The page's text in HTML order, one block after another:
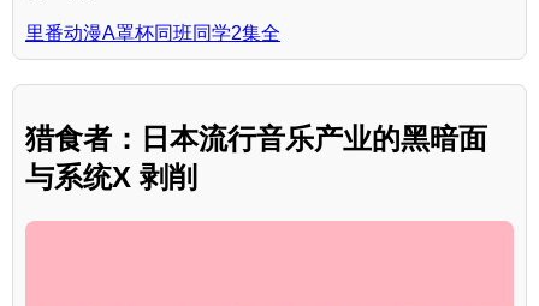
里番动漫A罩杯同班同学2集全
猎食者：日本流行音乐产业的黑暗面
与系统X 剥削